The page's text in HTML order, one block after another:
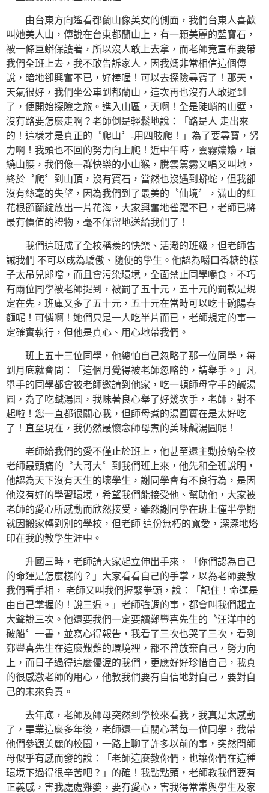
由台東方向遙看都蘭山像美女的側面，我們台東人喜歡
叫她美人山，傳說在台東都蘭山上，有一顆美麗的藍寶石，
被一條巨蟒保護著，所以沒人敢上去拿，而老師竟宣布要帶
我們全班上去，我不敢告訴家人，因我媽非常相信這個傳
說，暗地卻興奮不已，好棒喔！可以去探險尋寶了！那天，
天氣很好，我們坐公車到都蘭山，這次再也沒有人敢遲到
了，便開始探險之旅。進入山區，天啊！全是陡峭的山壁，
沒有路要怎麼走啊？老師倒是輕鬆地說：「路是人 走出來
的！這樣才是真正的〝爬山〞-用四肢爬！」為了要尋寶，努
力啊！我頭也不回的努力向上爬！近中午時，雲霧嬝嬝，環
繞山腰，我們像一群快樂的小山猴，騰雲駕霧又唱又叫地，
終於〝爬〞到山頂，沒有寶石，當然也沒遇到蟒蛇，但我卻
沒有絲毫的失望，因為我們到了最美的〝仙境〞，滿山的紅
花根節蘭綻放出一片花海，大家興奮地雀躍不已，老師已將
最有價值的禮物，毫不保留地送給我們了！
我們這班成了全校稱羨的快樂、活潑的班級，但老師告
誡我們 不可以成為驕傲、隨便的學生。他認為嚼口香糖的樣
子太吊兒郎噹，而且會污染環境，全面禁止同學嚼食，不巧
有兩位同學被老師捉到，被罰了五十元，五十元的罰款是規
定在先，班庫又多了五十元，五十元在當時可以吃十碗陽春
麵呢！可憐啊！她們只是一人吃半片而已，老師規定的事一
定確實執行，但他是真心、用心地帶我們。
班上五十三位同學，他總怕自己忽略了那一位同學，每
到月底就會問：「這個月覺得被老師忽略的，請舉手。」凡
舉手的同學都會被老師邀請到他家，吃一頓師母拿手的鹹湯
圓，為了吃鹹湯圓，我昧著良心舉了好幾次手，老師，對不
起啦！您一直都很關心我，但師母煮的湯圓實在是太好吃
了！直至現在，我仍然最懷念師母煮的美味鹹湯圓呢！
老師給我們的愛不僅止於班上，他甚至還主動接納全校
老師最頭痛的〝大哥大〞到我們班上來，他先和全班說明，
他認為天下沒有天生的壞學生，謝同學會有不良行為，是因
他沒有好的學習環境，希望我們能接受他、幫助他，大家被
老師的愛心所感動而欣然接受，雖然謝同學在班上僅半學期
就因搬家轉到別的學校，但老師 這份無朽的寬愛，深深地烙
印在我的教學生涯中。
升國三時，老師請大家起立伸出手來，「你們認為自己
的命運是怎麼樣的？」大家看看自己的手掌，以為老師要教
我們看手相， 老師又叫我們握緊拳頭，說：「記住！命運是
由自己掌握的！說三遍。」老師強調的事，都會叫我們起立
大聲說三次。他還要我們一定要讀鄭豐喜先生的〝汪洋中的
破船〞一書，並寫心得報告，我看了三次也哭了三次，看到
鄭豐喜先生在這麼艱難的環境裡，都不曾放棄自己，努力向
上，而日子過得這麼優渥的我們，更應好好珍惜自己，我真
的很感激老師的用心，他教我們要有自信地對自己，要對自
己的未來負責。
去年底，老師及師母突然到學校來看我，我真是太感動
了，畢業這麼多年後，老師還一直關心著每一位同學，我帶
他們參觀美麗的校園，一路上聊了許多以前的事，突然間師
母似乎有感而發的說：「老師這麼教你們，也讓你們在這種
環境下過得很辛苦吧？」的確！我點點頭，老師教我們要有
正義感，害我處處雞婆，要有愛心，害我得常常與學生及家